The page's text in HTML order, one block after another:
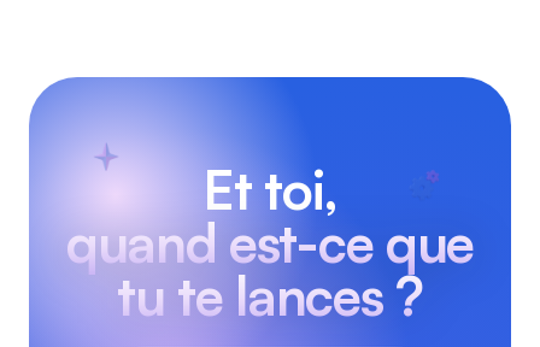
Et toi,
quand est-ce que
tu te lances ?